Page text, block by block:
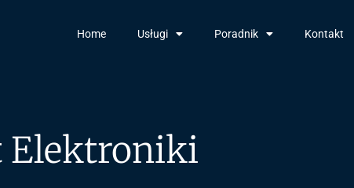
Home Usługi Poradnik Kontakt
Elektroniki